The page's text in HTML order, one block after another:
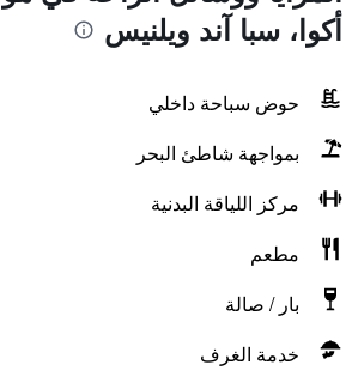
أكوا، سبا آند ويلنيس
حوض سباحة داخلي
بمواجهة شاطئ البحر
مركز اللياقة البدنية
مطعم
بار / صالة
خدمة الغرف